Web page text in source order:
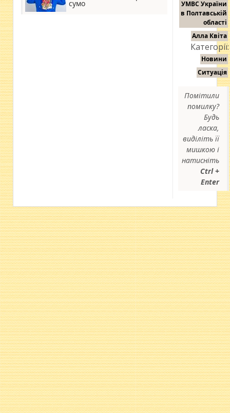
сумо
УМВС України
в Полтавській
області
Алла Квіта
Категорії:
Новини
Ситуація
Помітили
помилку?
Будь
ласка,
виділіть її
мишкою і
натисніть
Ctrl +
Enter